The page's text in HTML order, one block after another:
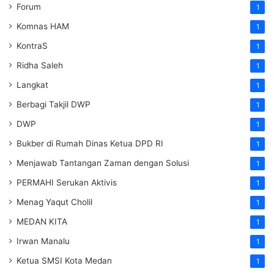
Forum 1
Komnas HAM 1
KontraS 1
Ridha Saleh 1
Langkat 1
Berbagi Takjil DWP 1
DWP 1
Bukber di Rumah Dinas Ketua DPD RI 1
Menjawab Tantangan Zaman dengan Solusi 1
PERMAHI Serukan Aktivis 1
Menag Yaqut Cholil 1
MEDAN KITA 1
Irwan Manalu 1
Ketua SMSI Kota Medan 1